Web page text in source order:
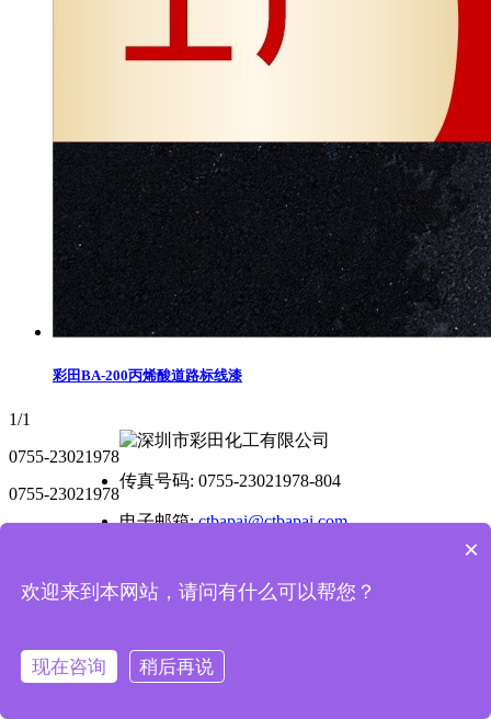
彩田BA-200丙烯酸道路标线漆
1/1
0755-23021978
0755-23021978
传真号码: 0755-23021978-804
电子邮箱:ctbapai@ctbapai.com
公司地址: 广东省深圳市龙岗区坂田街道万科城社区百瑞
达大厦C座2层212
深圳市彩田化工有限公司版权所有
备案号:粤ICP备19074845号-1
×
欢迎来到本网站，请问有什么可以帮您？
现在咨询 稍后再说